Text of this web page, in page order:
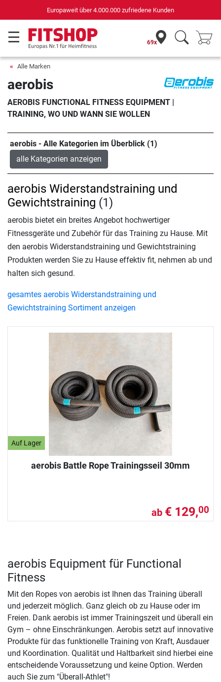
Europaweit über 4.000.000 zufriedene Kunden
69x
Alle Marken
aerobis
AEROBIS FUNCTIONAL FITNESS EQUIPMENT |
TRAINING, WO UND WANN SIE WOLLEN
aerobis - Alle Kategorien im Überblick (1)
alle Kategorien anzeigen
Auf Lager
aerobis Battle Rope Trainingsseil 30mm
ab € 129,00
aerobis Widerstandstraining und
Gewichtstraining (1)
aerobis bietet ein breites Angebot hochwertiger
Fitnessgeräte und Zubehör für das Training zu Hause. Mit
den aerobis Widerstandstraining und Gewichtstraining
Produkten werden Sie zu Hause effektiv fit, nehmen ab und
halten sich gesund.
gesamtes aerobis Widerstandstraining und
Gewichtstraining Sortiment anzeigen
aerobis Equipment für Functional
Fitness
Mit den Ropes von aerobis ist Ihnen das Training überall
und jederzeit möglich. Ganz gleich ob zu Hause oder im
Freien. Dank aerobis ist immer Trainingszeit und überall ein
Gym – ohne Einschränkungen. Aerobis setzt auf innovative
Produkte für das funktionelle Training von Kraft, Ausdauer
und Koordination. Qualität und Haltbarkeit sind hierbei eine
entscheidende Voraussetzung und keine Option. Werden
auch Sie zum "Überall-Athlet"!